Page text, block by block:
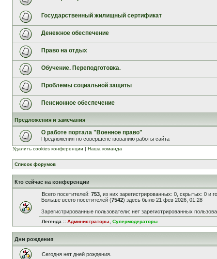
Государственный жилищный сертификат
Денежное обеспечение
Право на отдых
Обучение. Переподготовка.
Проблемы социальной защиты
Пенсионное обеспечение
Предложения и замечания
О работе портала "Военное право"
Предложения по совершенствованию работы сайта
Удалить cookies конференции | Наша команда
Список форумов
Кто сейчас на конференции
Всего посетителей: 753 , из них зарегистрированных: 0, скрытых: 0 и
Больше всего посетителей (7542) здесь было 21 фев 2026, 01:28
Зарегистрированные пользователи: нет зарегистрированных
Легенда :: Администраторы Супермодераторы
Дни рождения
Сегодня нет дней рождения.